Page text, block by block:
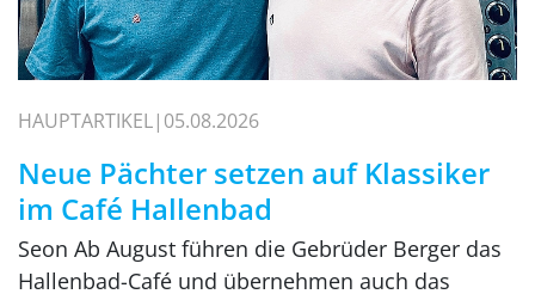
HAUPTARTIKEL 05.08.2026
Neue Pächter setzen auf Klassiker
im Café Hallenbad
Seon Ab August führen die Gebrüder Berger das
Hallenbad-Café und übernehmen auch das